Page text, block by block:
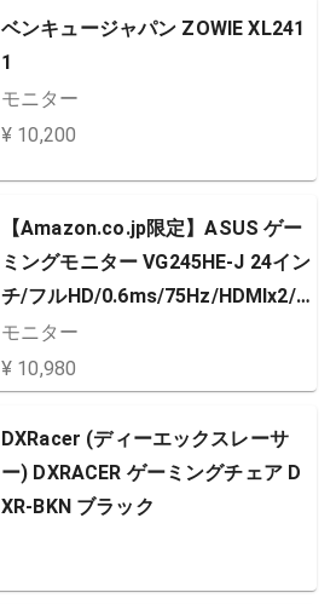
ベンキュージャパン ZOWIE XL241
1
モニター
¥ 10,200
【Amazon.co.jp限定】ASUS ゲー
ミングモニター VG245HE-J 24イン
チ/フルHD/0.6ms/75Hz/HDMIx2/F
reeSync/ブルーライト軽減/VESA
対応/国内正規品
モニター
¥ 10,980
DXRacer (ディーエックスレーサ
ー) DXRACER ゲーミングチェア D
XR-BKN ブラック